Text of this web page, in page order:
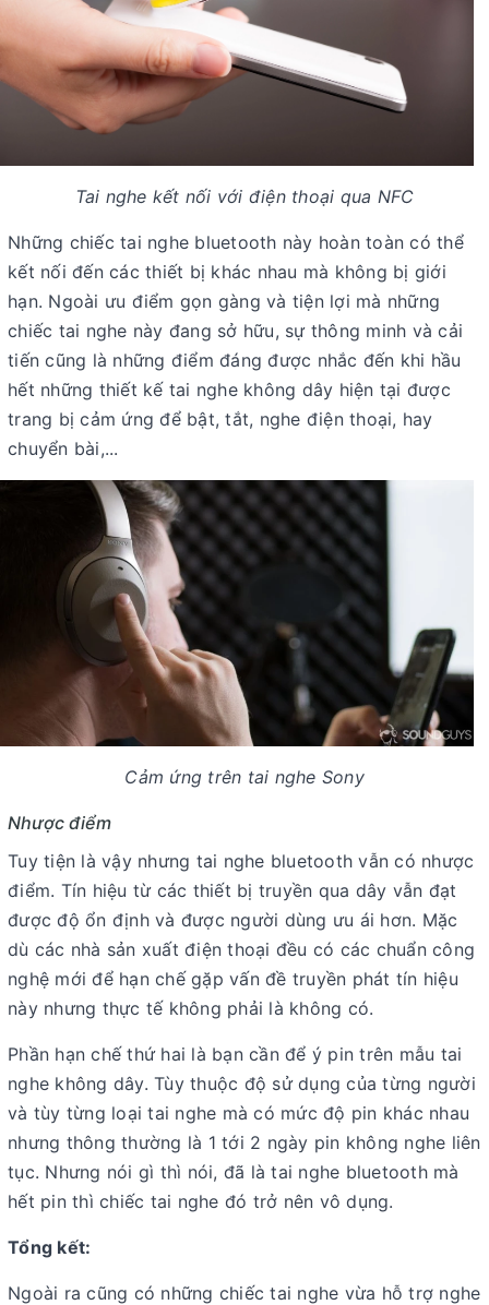
Tai nghe kết nối với điện thoại qua NFC
Những chiếc tai nghe bluetooth này hoàn toàn có thể
kết nối đến các thiết bị khác nhau mà không bị giới
hạn. Ngoài ưu điểm gọn gàng và tiện lợi mà những
chiếc tai nghe này đang sở hữu, sự thông minh và cải
tiến cũng là những điểm đáng được nhắc đến khi hầu
hết những thiết kế tai nghe không dây hiện tại được
trang bị cảm ứng để bật, tắt, nghe điện thoại, hay
chuyển bài,...
Cảm ứng trên tai nghe Sony
Nhược điểm
Tuy tiện là vậy nhưng tai nghe bluetooth vẫn có nhược
điểm. Tín hiệu từ các thiết bị truyền qua dây vẫn đạt
được độ ổn định và được người dùng ưu ái hơn. Mặc
dù các nhà sản xuất điện thoại đều có các chuẩn công
nghệ mới để hạn chế gặp vấn đề truyền phát tín hiệu
này nhưng thực tế không phải là không có.
Phần hạn chế thứ hai là bạn cần để ý pin trên mẫu tai
nghe không dây. Tùy thuộc độ sử dụng của từng người
và tùy từng loại tai nghe mà có mức độ pin khác nhau
nhưng thông thường là 1 tới 2 ngày pin không nghe liên
tục. Nhưng nói gì thì nói, đã là tai nghe bluetooth mà
hết pin thì chiếc tai nghe đó trở nên vô dụng.
Tổng kết:
Ngoài ra cũng có những chiếc tai nghe vừa hỗ trợ nghe